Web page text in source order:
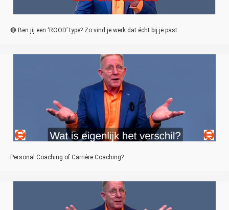
🔴 Ben jij een ‘ROOD’ type? Zo vind je werk dat écht bij je past
Personal Coaching of Carrière Coaching?